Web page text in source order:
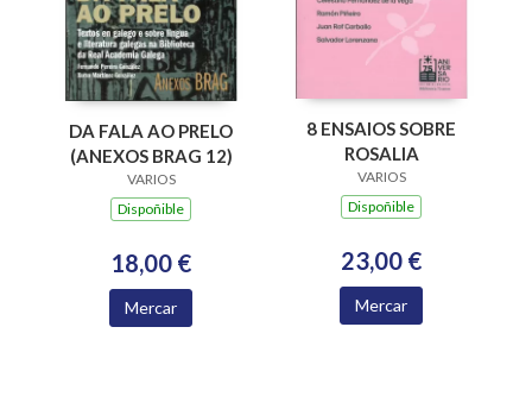
DA FALA AO PRELO
(ANEXOS BRAG 12)
VARIOS
Dispoñible
18,00 €
Mercar
8 ENSAIOS SOBRE
ROSALIA
VARIOS
Dispoñible
23,00 €
Mercar